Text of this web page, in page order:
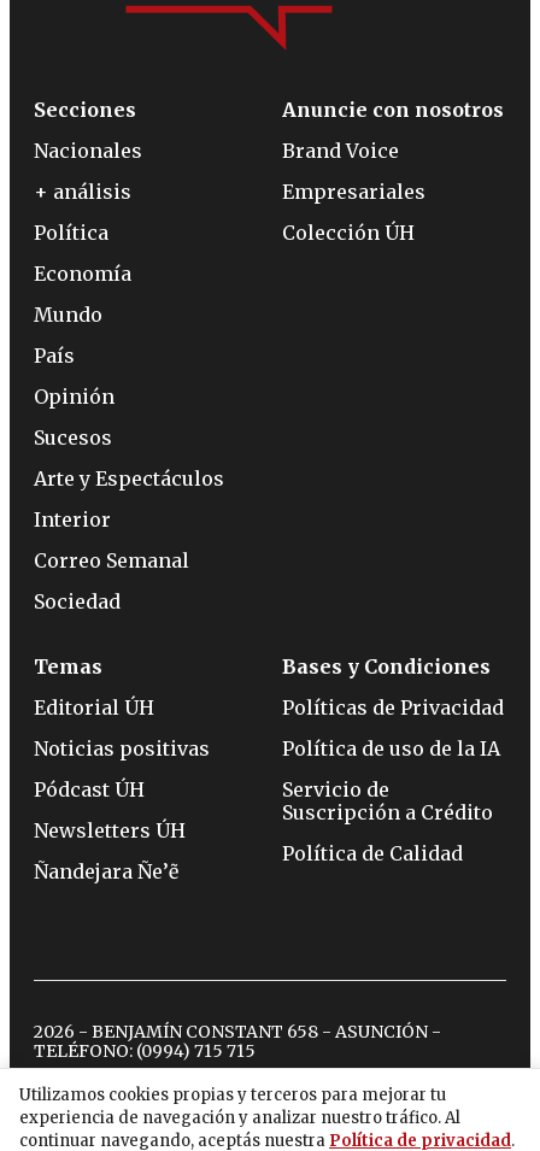
Utilizamos cookies propias y terceros para mejorar tu
experiencia de navegación y analizar nuestro tráfico. Al
continuar navegando, aceptás nuestra Política de privacidad.
Secciones
Nacionales
+ análisis
Política
Economía
Mundo
País
Opinión
Sucesos
Arte y Espectáculos
Interior
Correo Semanal
Sociedad
Anuncie con nosotros
Brand Voice
Empresariales
Colección ÚH
Temas
Editorial ÚH
Noticias positivas
Pódcast ÚH
Newsletters ÚH
Ñandejara Ñe’ẽ
Bases y Condiciones
Políticas de Privacidad
Política de uso de la IA
Servicio de
Suscripción a Crédito
Política de Calidad
2026 - BENJAMÍN CONSTANT 658 - ASUNCIÓN -
TELÉFONO: (0994) 715 715
twitterinstagram
facebook
tiktokyoutubespotify